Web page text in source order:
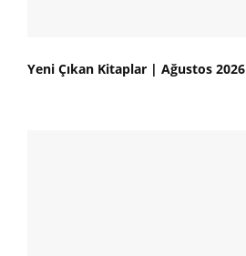
Yeni Çıkan Kitaplar | Ağustos 2026